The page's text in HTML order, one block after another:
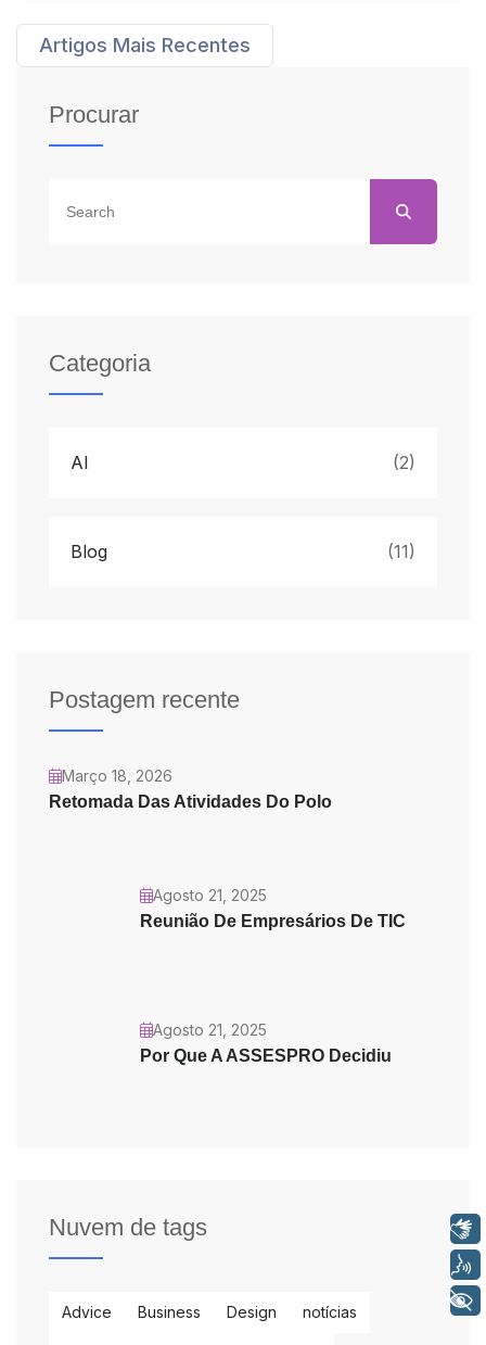
Navegação de artigos
Artigos Mais Recentes
Procurar
Categoria
AI (2)
Blog (11)
Postagem recente
Março 18, 2026
Retomada Das Atividades Do Polo
Agosto 21, 2025
Reunião De Empresários De TIC
Agosto 21, 2025
Por Que A ASSESPRO Decidiu
Nuvem de tags
Advice Business Design notícias